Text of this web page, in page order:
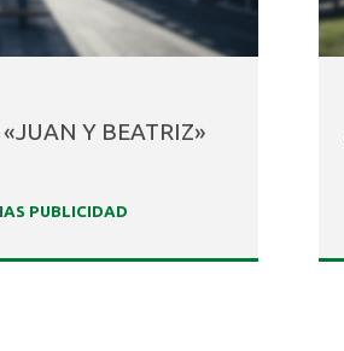
Y BEATRIZ»
PUBLICIDAD